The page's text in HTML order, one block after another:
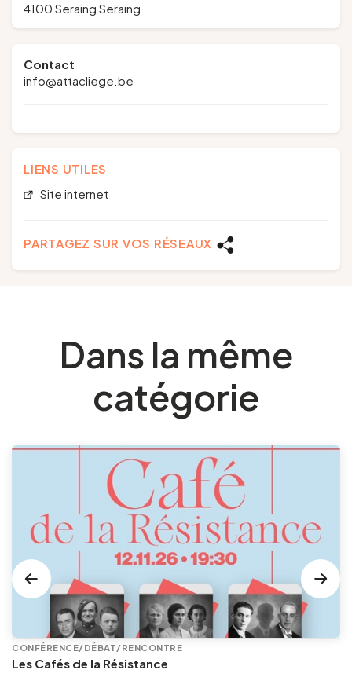
4100 Seraing Seraing
Contact
info@attacliege.be
LIENS UTILES
Site internet
PARTAGEZ SUR VOS RÉSEAUX
Dans la même
catégorie
CONFÉRENCE/DÉBAT/RENCONTRE
Les Cafés de la Résistance